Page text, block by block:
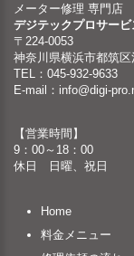
メーター修理 専門店
デジテックプロサービ
〒224-0053
神奈川県横浜市都筑
TEL：045-932-9633
E-mail： info@digi-
【営業時間】
9：00～18：00
休日 日曜、祝日
Home
料金メニュー